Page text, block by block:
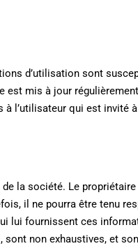
d’utilisation sont
mis à jour
l’utilisateur qui est invité à
la société. Le
il ne pourra être tenu
lui fournissent ces
non exhaustives, et